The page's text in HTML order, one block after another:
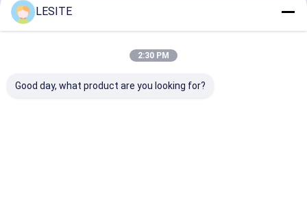
공기 정화기 여과기
먼지 주머니 여과기
추천된 제품
LESITE
2:30 PM
Good day, what product are you looking for?